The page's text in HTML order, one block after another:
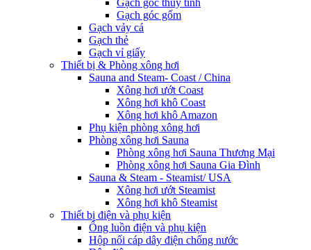
Gạch góc thủy tinh
Gạch góc gốm
Gạch vảy cá
Gạch thẻ
Gạch vỉ giấy
Thiết bị & Phòng xông hơi
Sauna and Steam- Coast / China
Xông hơi ướt Coast
Xông hơi khô Coast
Xông hơi khô Amazon
Phụ kiện phòng xông hơi
Phòng xông hơi Sauna
Phòng xông hơi Sauna Thương Mại
Phòng xông hơi Sauna Gia Đình
Sauna & Steam - Steamist/ USA
Xông hơi ướt Steamist
Xông hơi khô Steamist
Thiết bị điện và phụ kiện
Ống luồn điện và phụ kiện
Hộp nối cáp dây điện chống nước